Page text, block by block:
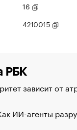
16
4210015
РБК
зависит от
ИИ-агенты